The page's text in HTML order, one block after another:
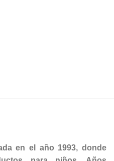
en el año 1993, donde